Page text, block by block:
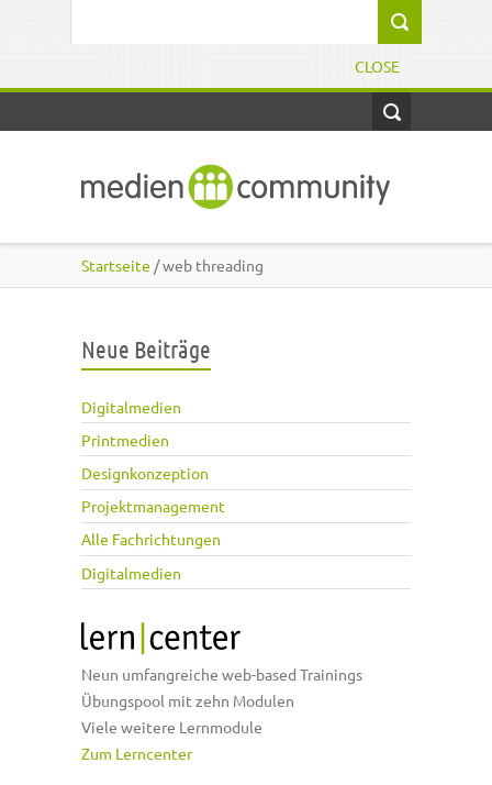
CLOSE
Startseite / web threading
Neue Beiträge
Digitalmedien
Printmedien
Designkonzeption
Projektmanagement
Alle Fachrichtungen
Digitalmedien
Neun umfangreiche web-based Trainings
Übungspool mit zehn Modulen
Viele weitere Lernmodule
Zum Lerncenter